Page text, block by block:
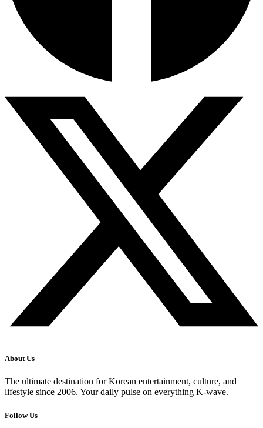
About Us
The ultimate destination for Korean entertainment, culture, and
lifestyle since 2006. Your daily pulse on everything K-wave.
Follow Us